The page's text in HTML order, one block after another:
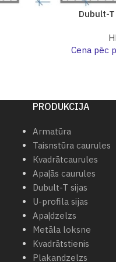
Dubult-
Cena pēc
PRODUKCIJA
Armatūra
Taisnstūra caurules
Кvadrātcaurules
Apaļās caurules
Dubult-T sijas
U-profila sijas
Apaļdzelzs
Metāla loksne
Kvadrātstienis
Plakandzelzs